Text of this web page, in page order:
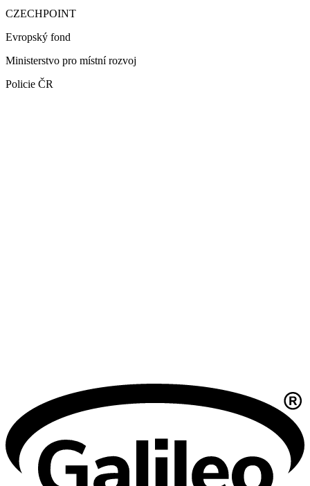
CZECHPOINT
Evropský fond
Ministerstvo pro místní rozvoj
Policie ČR